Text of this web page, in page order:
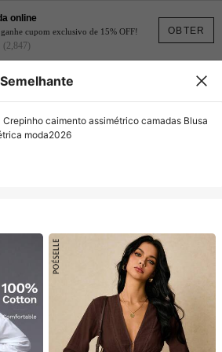
OBTER
online
cupom exclusivo de 15% OFF!
(2,847)
Semelhante
Crepinho caimento assimétrico camadas Blusa
moda2026